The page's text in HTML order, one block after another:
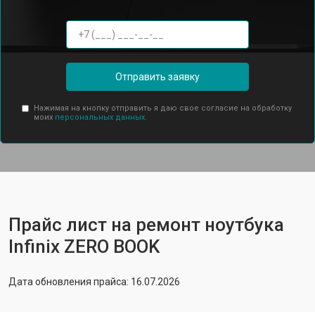
Отправить заявку
Нажимая на кнопку отправить я даю свое согласие на обработку
моих персональных данных.
Прайс лист на ремонт ноутбука
Infinix ZERO BOOK
Дата обновления прайса: 16.07.2026